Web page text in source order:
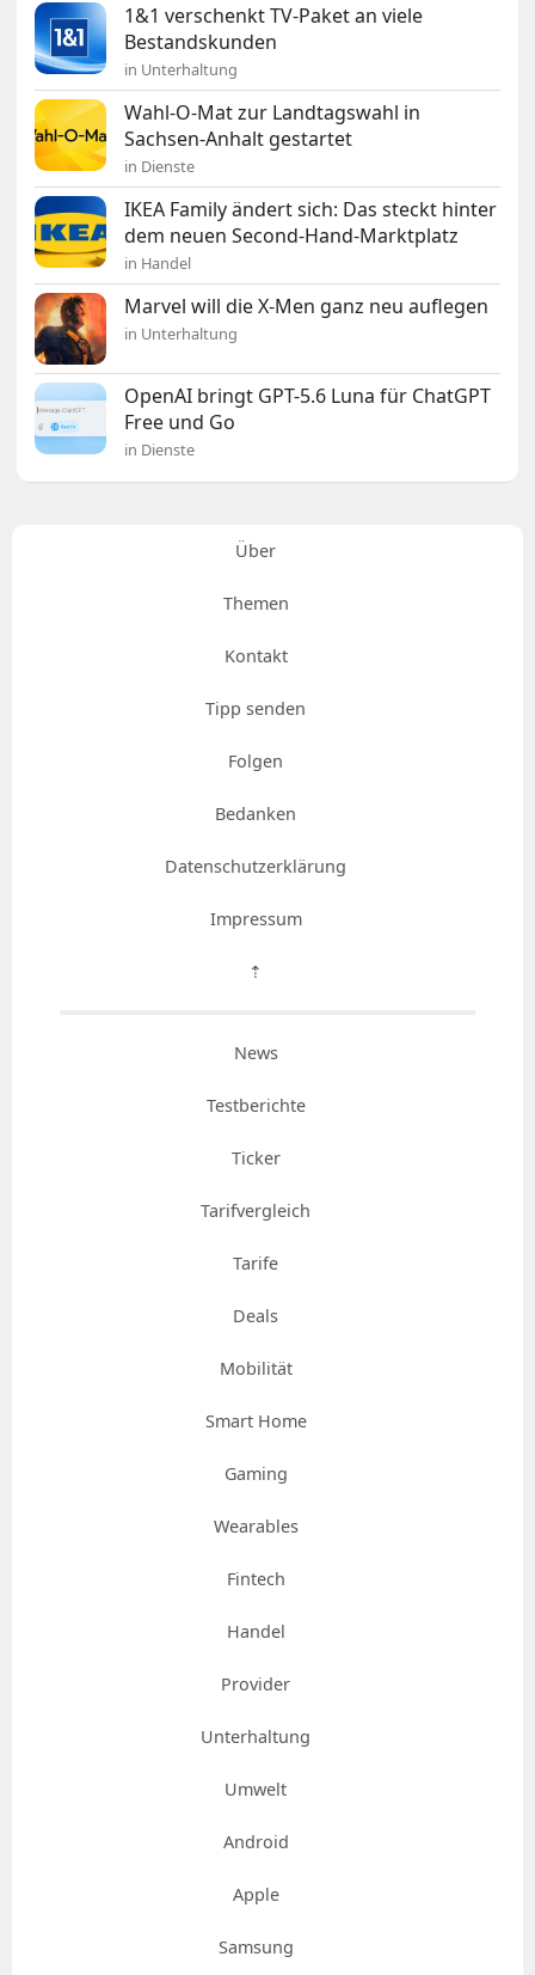
1&1 verschenkt TV-Paket an viele
Bestandskunden
in Unterhaltung
Wahl-O-Mat zur Landtagswahl in
Sachsen-Anhalt gestartet
in Dienste
IKEA Family ändert sich: Das steckt hinter
dem neuen Second-Hand-Marktplatz
in Handel
Marvel will die X-Men ganz neu auflegen
in Unterhaltung
OpenAI bringt GPT-5.6 Luna für ChatGPT
Free und Go
in Dienste
Über
Themen
Kontakt
Tipp senden
Folgen
Bedanken
Datenschutzerklärung
Impressum
⇡
News
Testberichte
Ticker
Tarifvergleich
Tarife
Deals
Mobilität
Smart Home
Gaming
Wearables
Fintech
Handel
Provider
Unterhaltung
Umwelt
Android
Apple
Samsung